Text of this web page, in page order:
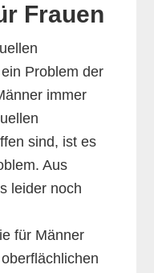
Frauen
Problem der
immer
sind, ist es
Aus
leider noch
für Männer